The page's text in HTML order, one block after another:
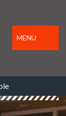
MENU